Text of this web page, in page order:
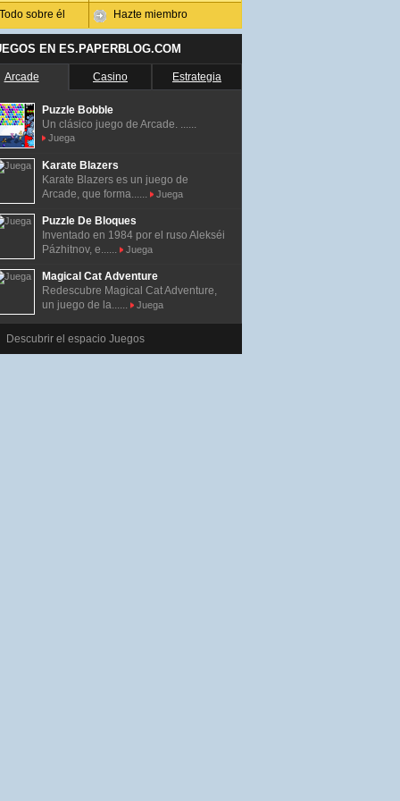
Todo sobre él Hazte miembro
EN ES.PAPERBLOG.COM
Arcade Casino Estrategia
Puzzle Bobble
Un clásico juego de Arcade. ......
Juega
Karate Blazers
Karate Blazers es un juego de
Arcade, que forma......
Juega
Puzzle De Bloques
Inventado en 1984 por el ruso Alekséi
Pázhitnov, e......
Juega
Magical Cat Adventure
Redescubre Magical Cat Adventure,
un juego de la......
Juega
Descubrir el espacio Juegos